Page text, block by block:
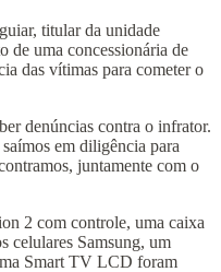
titular da unidade
de uma concessionária de
das vítimas para cometer o
denúncias contra o infrator.
em diligência para
juntamente com o
2 com controle, uma caixa
celulares Samsung, um
Smart TV LCD foram